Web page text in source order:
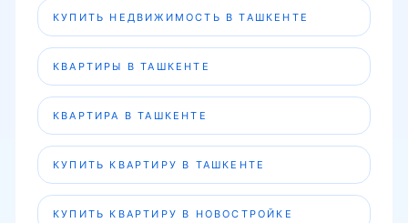
КУПИТЬ НЕДВИЖИМОСТЬ В ТАШКЕНТЕ
КВАРТИРЫ В ТАШКЕНТЕ
КВАРТИРА В ТАШКЕНТЕ
КУПИТЬ КВАРТИРУ В ТАШКЕНТЕ
КУПИТЬ КВАРТИРУ В НОВОСТРОЙКЕ